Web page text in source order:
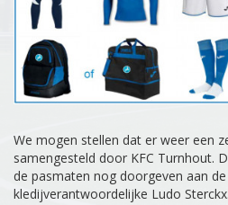
We mogen stellen dat er weer een
samengesteld door KFC Turnhout.
de pasmaten nog doorgeven aan
kledijverantwoordelijke Ludo Sterckx.